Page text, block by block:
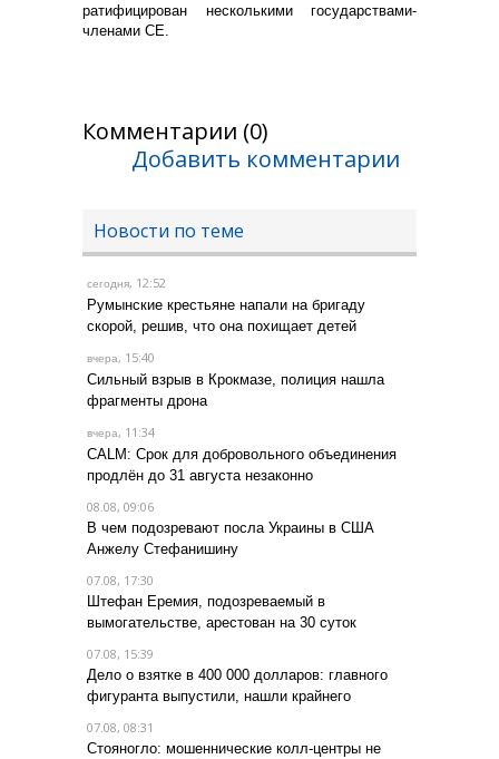
ратифицирован несколькими государствами-
членами СЕ.
Комментарии (0)
Добавить комментарии
Новости по теме
сегодня, 12:52
Румынские крестьяне напали на бригаду
скорой, решив, что она похищает детей
вчера, 15:40
Сильный взрыв в Крокмазе, полиция нашла
фрагменты дрона
вчера, 11:34
CALM: Срок для добровольного объединения
продлён до 31 августа незаконно
08.08, 09:06
В чем подозревают посла Украины в США
Анжелу Стефанишину
07.08, 17:30
Штефан Еремия, подозреваемый в
вымогательстве, арестован на 30 суток
07.08, 15:39
Дело о взятке в 400 000 долларов: главного
фигуранта выпустили, нашли крайнего
07.08, 08:31
Стояногло: мошеннические колл-центры не